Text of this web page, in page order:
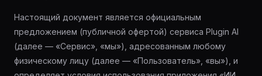
Настоящий документ является официальным
предложением (публичной офертой) сервиса Plugin AI
(далее — «Сервис», «мы»), адресованным любому
физическому лицу (далее — «Пользователь», «вы»), и